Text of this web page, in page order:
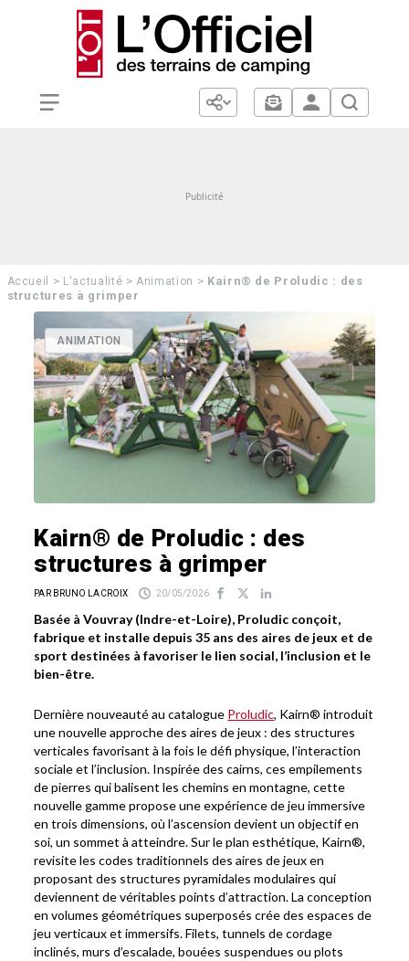
Accueil > L'actualité > Animation > Kairn® de Proludic : des
structures à grimper
ANIMATION
Kairn® de Proludic : des
structures à grimper
PAR BRUNO LACROIX 20/05/2026
Basée à Vouvray (Indre-et-Loire), Proludic conçoit,
fabrique et installe depuis 35 ans des aires de jeux et de
sport destinées à favoriser le lien social, l’inclusion et le
bien-être.
Dernière nouveauté au catalogue Proludic, Kairn® introduit
une nouvelle approche des aires de jeux : des structures
verticales favorisant à la fois le défi physique, l’interaction
sociale et l’inclusion. Inspirée des cairns, ces empilements
de pierres qui balisent les chemins en montagne, cette
nouvelle gamme propose une expérience de jeu immersive
en trois dimensions, où l’ascension devient un objectif en
soi, un sommet à atteindre. Sur le plan esthétique, Kairn®,
revisite les codes traditionnels des aires de jeux en
proposant des structures pyramidales modulaires qui
deviennent de véritables points d’attraction. La conception
en volumes géométriques superposés crée des espaces de
jeu verticaux et immersifs. Filets, tunnels de cordage
inclinés, murs d’escalade, bouées suspendues ou plots